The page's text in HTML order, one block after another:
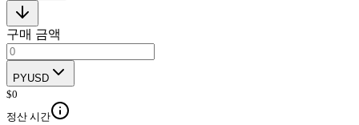
구매 금액
PYUSD
$0
정산 시간